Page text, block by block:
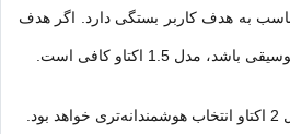
به هدف کاربر بستگی دارد. اگر هدف
مدل 1.5 اکتاو کافی است.